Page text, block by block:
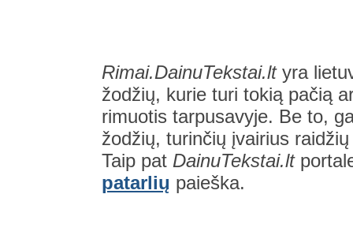
Rimai.DainuTekstai.ltyra
žodžių, kurie turi tokią pačią
rimuotis tarpusavyje. Be to,
žodžių, turinčių įvairius
Taip pat DainuTekstai.lt
patarlių paieška.